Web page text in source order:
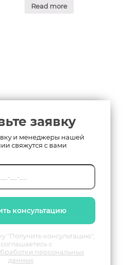
Read more
заявку
и менеджеры нашей
свяжутся с вами
консультацию
"Получить консультацию",
с
персональных
данных